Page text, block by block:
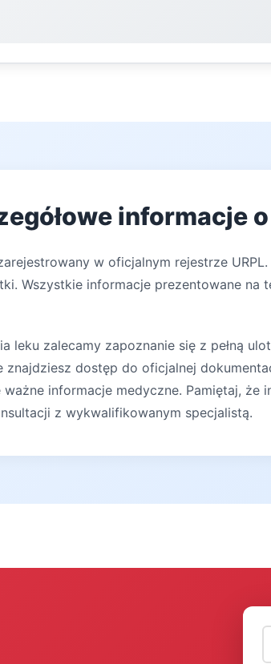
informacje
w oficjalnym rejestrze
Wszystkie informacje prezentowane
leku zalecamy zapoznanie się z pełną
znajdziesz dostęp do oficjalnej
informacje medyczne. Pamiętaj, że
z wykwalifikowanym specjalistą.